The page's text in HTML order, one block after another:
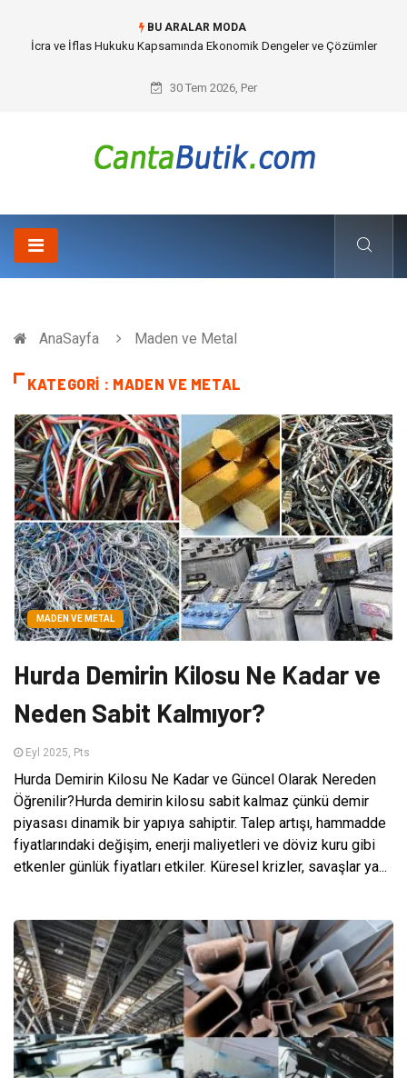
BU ARALAR MODA
Cybersecurity Solutions (Siber Güvenlik Çözümleri) ve Dijital Altyapıda
30 Tem 2026, Per
AnaSayfa Maden ve Metal
KATEGORI : MADEN VE METAL
MADEN VE METAL
Hurda Demirin Kilosu Ne Kadar ve
Neden Sabit Kalmıyor?
Eyl 2025, Pts
Hurda Demirin Kilosu Ne Kadar ve Güncel Olarak Nereden
Öğrenilir?Hurda demirin kilosu sabit kalmaz çünkü demir
piyasası dinamik bir yapıya sahiptir. Talep artışı, hammadde
fiyatlarındaki değişim, enerji maliyetleri ve döviz kuru gibi
etkenler günlük fiyatları etkiler. Küresel krizler, savaşlar ya...